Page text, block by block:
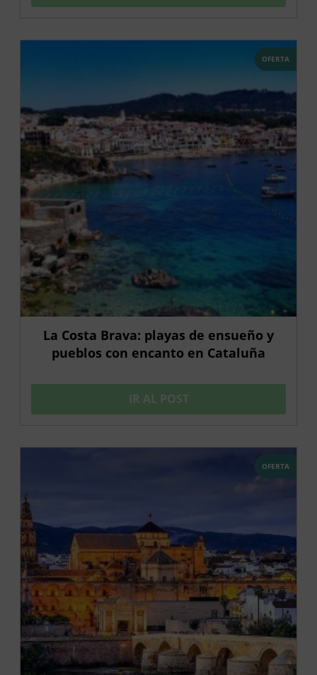
OFERTA
La Costa Brava: playas de ensueño y
pueblos con encanto en Cataluña
IR AL POST
OFERTA